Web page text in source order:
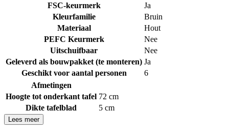
FSC-keurmerk
Ja
Kleurfamilie
Bruin
Materiaal
Hout
PEFC Keurmerk
Nee
Uitschuifbaar
Nee
Geleverd als bouwpakket (te monteren) Ja
Geschikt voor aantal personen
6
Afmetingen
Hoogte tot onderkant tafel 72 cm
Dikte tafelblad
5 cm
Lees meer